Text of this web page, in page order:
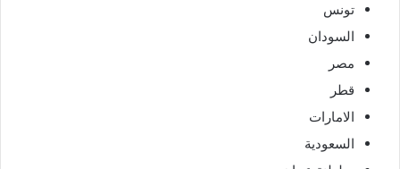
تونس
السودان
مصر
قطر
الامارات
السعودية